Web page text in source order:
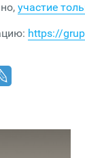
участие
https://